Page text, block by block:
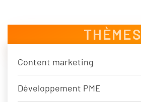
THÈMES
Content marketing
Développement PME